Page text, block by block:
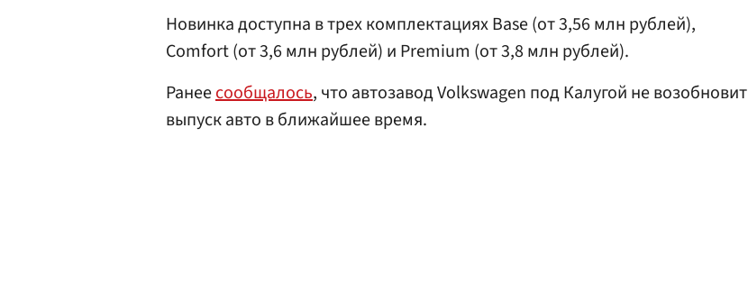
Новинка доступна в трех комплектациях Base (от 3,56 млн рублей),
Comfort (от 3,6 млн рублей) и Premium (от 3,8 млн рублей).
Ранеесообщалось, что автозавод Volkswagen под Калугой не возобновит
выпуск авто в ближайшее время.